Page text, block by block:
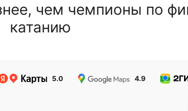
чем чемпионы по
катанию
5.0 4.9